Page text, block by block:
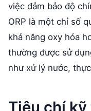
việc đảm bảo độ
ORP là một chỉ số
khả năng oxy hóa
thường được sử
như xử lý nước,
Tiêu chí